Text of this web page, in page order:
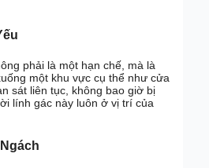
phải là một hạn chế, mà là
một khu vực cụ thể như cửa
sát liên tục, không bao giờ bị
lính gác này luôn ở vị trí của